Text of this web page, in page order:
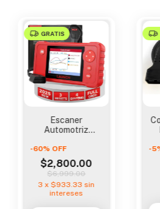
GRATIS
Escaner
Automotriz
Motor,
Transmision, Abs
-60% OFF
$2,800.00
$6,999.00
3 x $933.33 sin
intereses
-5